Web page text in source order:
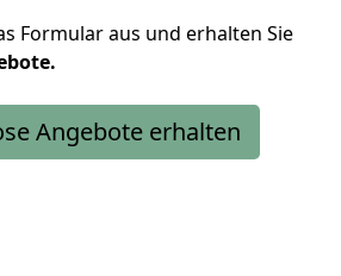
Formular aus und erhalten Sie
Angebote erhalten